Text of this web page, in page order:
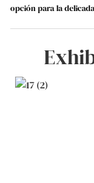
opción para la